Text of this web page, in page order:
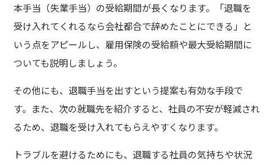
本手当（失業手当）の受給期間が長くなります。「退職を
受け入れてくれるなら会社都合で辞めたことにできる」と
いう点をアピールし、雇用保険の受給額や最大受給期間に
ついても説明しましょう。
その他にも、退職手当を出すという提案も有効な手段で
す。また、次の就職先を紹介すると、社員の不安が軽減され
るため、退職を受け入れてもらえやすくなります。
トラブルを避けるためにも、退職する社員の気持ちや状況